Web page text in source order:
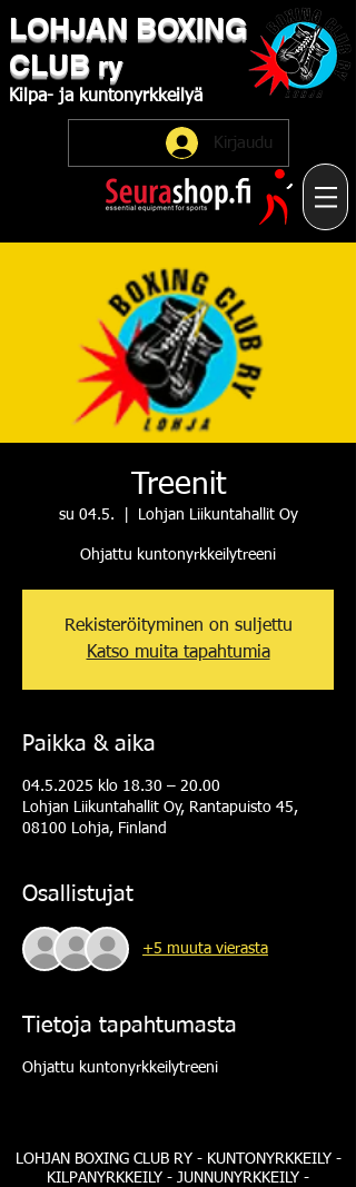
LOHJAN ​BOXING
CLUB ry
Kilpa- ja kuntonyrkkeilyä
Kirjaudu
Treenit
su 04.5. Lohjan Liikuntahallit Oy
Ohjattu kuntonyrkkeilytreeni
Rekisteröityminen on suljettu
Katso muita tapahtumia
Paikka & aika
04.5.2025 klo 18.30 – 20.00
Lohjan Liikuntahallit Oy, Rantapuisto 45,
08100 Lohja, Finland
Osallistujat
+5 muuta vierasta
Tietoja tapahtumasta
Ohjattu kuntonyrkkeilytreeni
LOHJAN BOXING CLUB RY - KUNTONYRKKEILY -
KILPANYRKKEILY - JUNNUNYRKKEILY -